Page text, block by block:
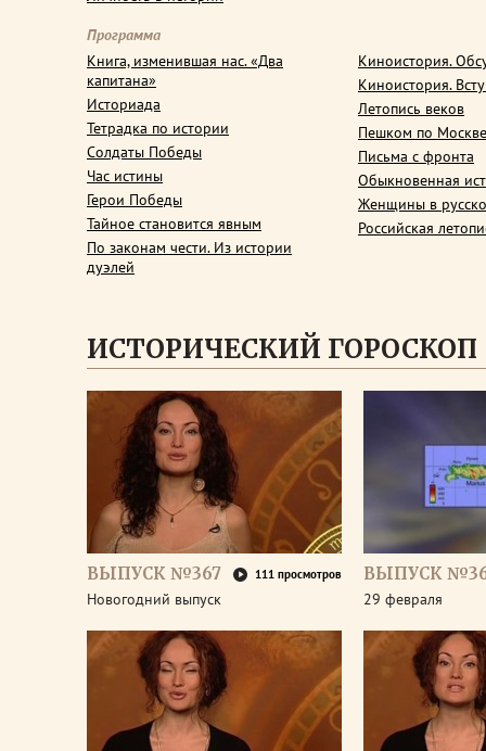
Программа
Книга, изменившая нас. «Два
капитана»
Историада
Тетрадка по истории
Солдаты Победы
Час истины
Герои Победы
Тайное становится явным
По законам чести. Из истории
дуэлей
Киноистория.
Киноистория.
Летопись веков
Пешком по Москве
Письма с фронта
Обыкновенная
Женщины в
Российская
ИСТОРИЧЕСКИЙ ГОРОСКОП
ВЫПУСК №367 111 просмотров
Новогодний выпуск
ВЫПУСК
29 февраля